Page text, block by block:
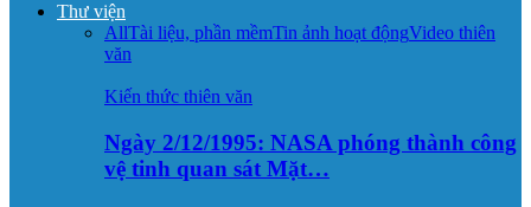
Thư viện
AllTài liệu, phần mềmTin ảnh hoạt độngVideo thiên
văn
Kiến thức thiên văn
Ngày 2/12/1995: NASA phóng thành công
vệ tinh quan sát Mặt…